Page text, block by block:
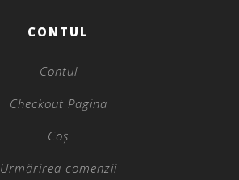
CONTUL
Contul
Checkout Pagina
Coș
Urmărirea comenzii